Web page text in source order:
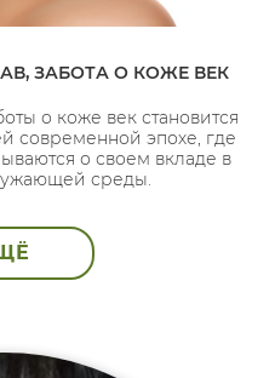
ЗАБОТА О КОЖЕ ВЕК
о коже век становится
современной эпохе, где
о своем вкладе в
среды.